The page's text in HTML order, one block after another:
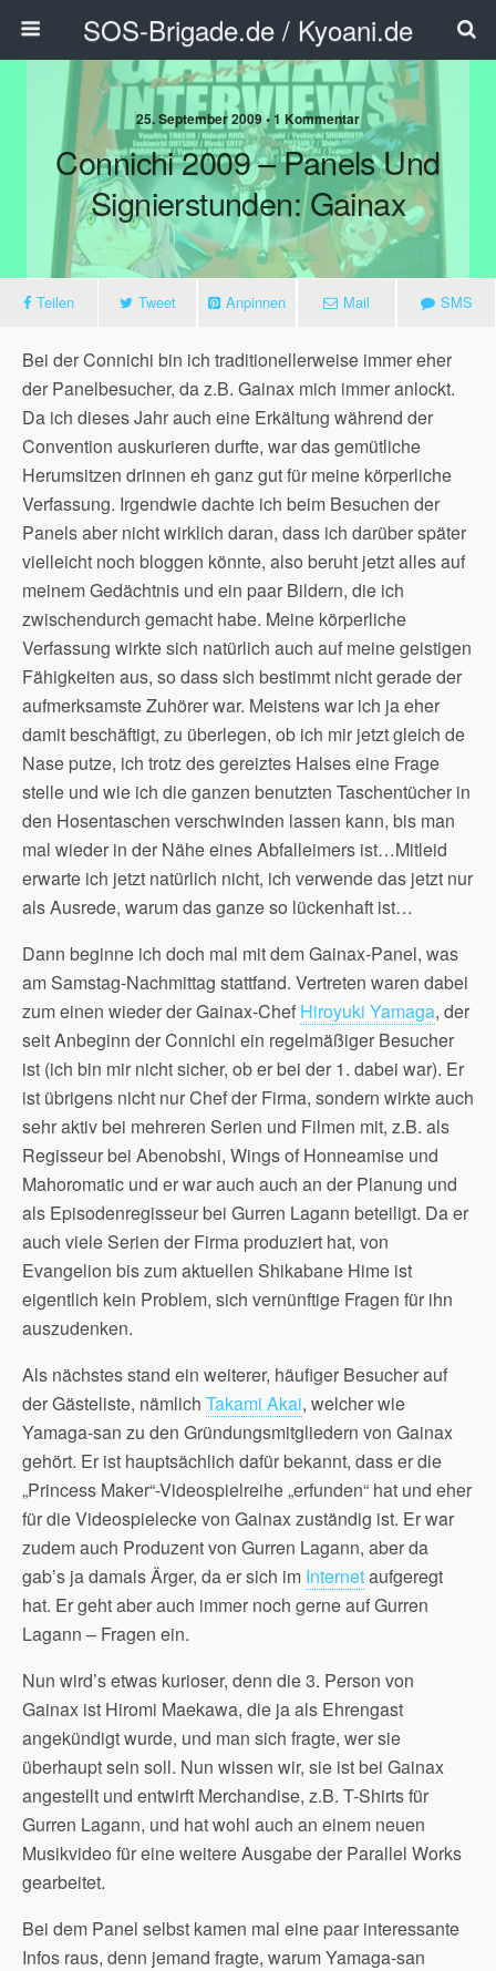
SOS-Brigade.de / Kyoani.de
25. September 2009 • 1 Kommentar
Connichi 2009 – Panels Und
Signierstunden: Gainax
Teilen Tweet Anpinnen Mail SMS
Bei der Connichi bin ich traditionellerweise immer eher
der Panelbesucher, da z.B. Gainax mich immer anlockt.
Da ich dieses Jahr auch eine Erkältung während der
Convention auskurieren durfte, war das gemütliche
Herumsitzen drinnen eh ganz gut für meine körperliche
Verfassung. Irgendwie dachte ich beim Besuchen der
Panels aber nicht wirklich daran, dass ich darüber später
vielleicht noch bloggen könnte, also beruht jetzt alles auf
meinem Gedächtnis und ein paar Bildern, die ich
zwischendurch gemacht habe. Meine körperliche
Verfassung wirkte sich natürlich auch auf meine geistigen
Fähigkeiten aus, so dass sich bestimmt nicht gerade der
aufmerksamste Zuhörer war. Meistens war ich ja eher
damit beschäftigt, zu überlegen, ob ich mir jetzt gleich de
Nase putze, ich trotz des gereiztes Halses eine Frage
stelle und wie ich die ganzen benutzten Taschentücher in
den Hosentaschen verschwinden lassen kann, bis man
mal wieder in der Nähe eines Abfalleimers ist…Mitleid
erwarte ich jetzt natürlich nicht, ich verwende das jetzt nur
als Ausrede, warum das ganze so lückenhaft ist…
Dann beginne ich doch mal mit dem Gainax-Panel, was
am Samstag-Nachmittag stattfand. Vertreten waren dabei
zum einen wieder der Gainax-Chef Hiroyuki Yamaga, der
seit Anbeginn der Connichi ein regelmäßiger Besucher
ist (ich bin mir nicht sicher, ob er bei der 1. dabei war). Er
ist übrigens nicht nur Chef der Firma, sondern wirkte auch
sehr aktiv bei mehreren Serien und Filmen mit, z.B. als
Regisseur bei Abenobshi, Wings of Honneamise und
Mahoromatic und er war auch auch an der Planung und
als Episodenregisseur bei Gurren Lagann beteiligt. Da er
auch viele Serien der Firma produziert hat, von
Evangelion bis zum aktuellen Shikabane Hime ist
eigentlich kein Problem, sich vernünftige Fragen für ihn
auszudenken.
Als nächstes stand ein weiterer, häufiger Besucher auf
der Gästeliste, nämlich Takami Akai, welcher wie
Yamaga-san zu den Gründungsmitgliedern von Gainax
gehört. Er ist hauptsächlich dafür bekannt, dass er die
„Princess Maker“-Videospielreihe „erfunden“ hat und eher
für die Videospielecke von Gainax zuständig ist. Er war
zudem auch Produzent von Gurren Lagann, aber da
gab’s ja damals Ärger, da er sich im Internetaufgeregt
hat. Er geht aber auch immer noch gerne auf Gurren
Lagann – Fragen ein.
Nun wird’s etwas kurioser, denn die 3. Person von
Gainax ist Hiromi Maekawa, die ja als Ehrengast
angekündigt wurde, und man sich fragte, wer sie
überhaupt sein soll. Nun wissen wir, sie ist bei Gainax
angestellt und entwirft Merchandise, z.B. T-Shirts für
Gurren Lagann, und hat wohl auch an einem neuen
Musikvideo für eine weitere Ausgabe der Parallel Works
gearbeitet.
Bei dem Panel selbst kamen mal eine paar interessante
Infos raus, denn jemand fragte, warum Yamaga-san